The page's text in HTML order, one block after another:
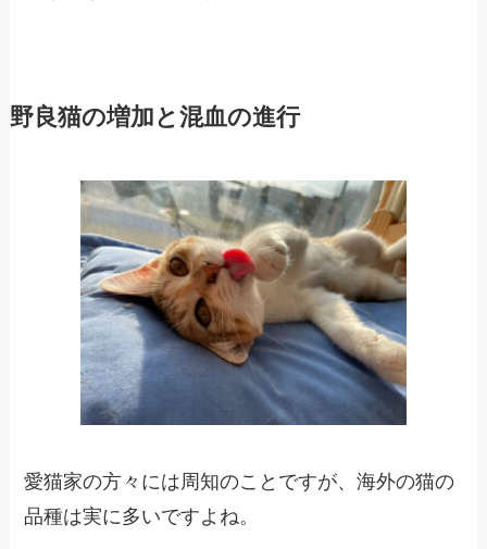
野良猫の増加と混血の進行
愛猫家の方々には周知のことですが、海外の猫の
品種は実に多いですよね。